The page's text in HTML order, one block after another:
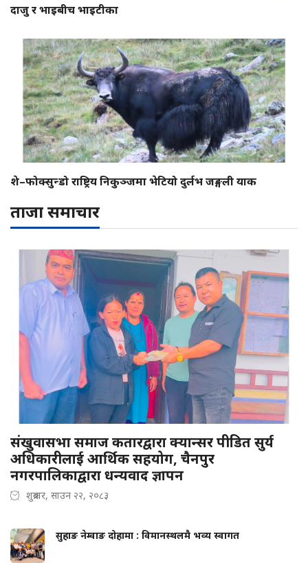
दाजु र भाइबीच भाइटीका
शे–फोक्सुन्डो राष्ट्रिय निकुञ्जमा भेटियो दुर्लभ जङ्गली याक
ताजा समाचार
संखुवासभा समाज कतारद्वारा क्यान्सर पीडित सुर्य
अधिकारीलाई आर्थिक सहयोग, चैनपुर
नगरपालिकाद्वारा धन्यवाद ज्ञापन
शुक्रबार, साउन २२, २०८३
सुहाङ नेम्वाङ दोहामा : विमानस्थलमै भव्य स्वागत